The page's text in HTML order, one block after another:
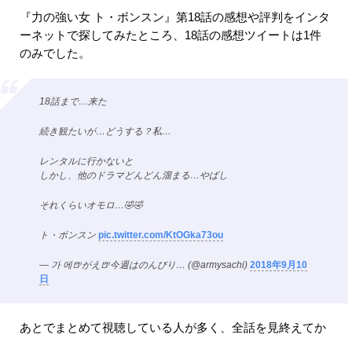
『力の強い女 ト・ボンスン』第18話の感想や評判をインタ
ーネットで探してみたところ、18話の感想ツイートは1件
のみでした。
18話まで…来た
続き観たいが…どうする？私…
レンタルに行かないと
しかし、他のドラマどんどん溜まる…やばし
それくらいオモロ…🤣🤣
ト・ボンスン pic.twitter.com/KtOGka73ou
— 가 에🍺がえ🍺今週はのんびり… (@armysachi) 2018年9月10
日
あとでまとめて視聴している人が多く、全話を見終えてか